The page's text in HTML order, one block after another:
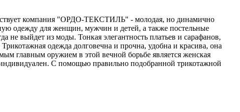
"ОРДО-ТЕКСТИЛЬ" - молодая, но динамично
одежду для женщин, мужчин и детей, а также постельные
не выйдет из моды. Тонкая элегантность платьев и сарафанов,
одежда долговечна и прочна, удобна и красива, она
главным оружием в этой вечной борьбе является женская
С помощью правильно подобранной трикотажной